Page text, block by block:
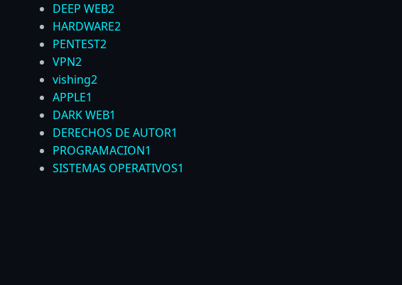
DEEP WEB2
HARDWARE2
PENTEST2
VPN2
vishing2
APPLE1
DARK WEB1
DERECHOS DE AUTOR1
PROGRAMACION1
SISTEMAS OPERATIVOS1